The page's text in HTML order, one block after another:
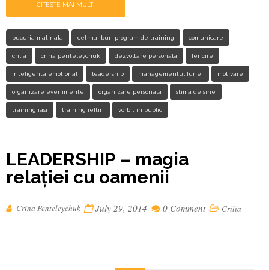
CITEȘTE MAI MULT!
bucuria matinala cel mai bun program de training comunicare
crilia crina penteleychuk dezvoltare personala fericire
inteligenta emotional leadership managementul furiei motivare
organizare evenimente organizare personala stima de sine
training iasi training ieftin vorbit in public
LEADERSHIP – magia
relației cu oamenii
Crina Penteleychuk July 29, 2014 0 Comment Crilia